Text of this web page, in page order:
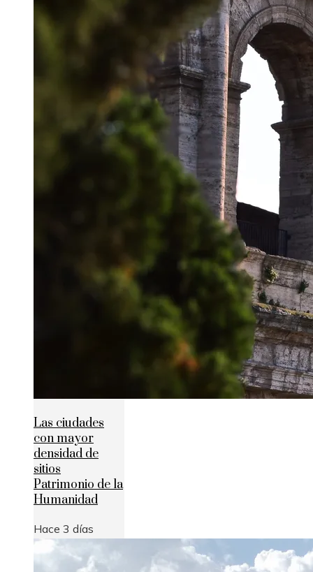
Las ciudades
con mayor
densidad de
sitios
Patrimonio de la
Humanidad
Hace 3 días